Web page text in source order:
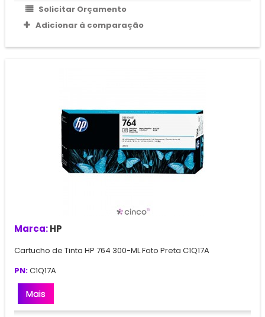
Solicitar Orçamento
Adicionar à comparação
Marca:HP
Cartucho de Tinta HP 764 300-ML Foto Preta C1Q17A
PN:C1Q17A
Mais